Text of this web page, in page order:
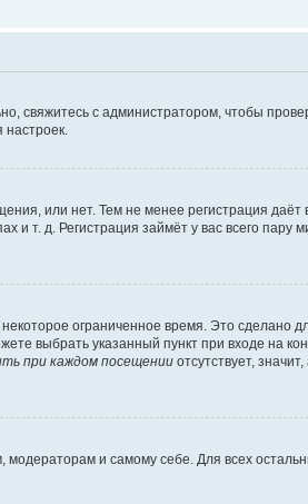
свяжитесь с администратором, чтобы
или нет. Тем не менее регистрация даёт
т. д. Регистрация займёт у вас всего пару
ограниченное время. Это сделано
выбрать указанный пункт при входе на
при каждом посещении отсутствует,
модераторам и самому себе. Для всех